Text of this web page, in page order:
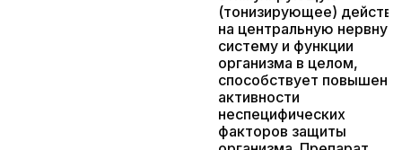
(тонизирующее)
на центральную нервную
систему и функции
организма в целом,
способствует
активности
неспецифических
факторов защиты